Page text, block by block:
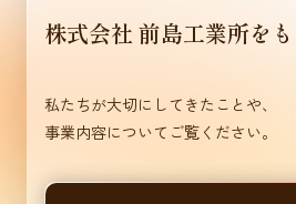
株式会社 前島工業所を
私たちが大切にしてきたことや、
事業内容についてご覧ください。